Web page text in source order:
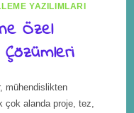
YAZILIMLARI
Özel
mühendislikten
çok alanda proje, tez,